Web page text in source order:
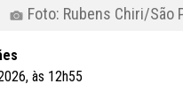
Foto: Rubens Chiri/São
às 12h55